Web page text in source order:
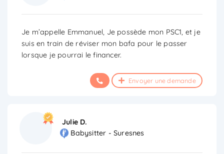
Je m’appelle Emmanuel, Je possède mon PSC1, et je
suis en train de réviser mon bafa pour le passer
lorsque je pourrai le financer.
Envoyer une demande
Julie D.
Babysitter - Suresnes